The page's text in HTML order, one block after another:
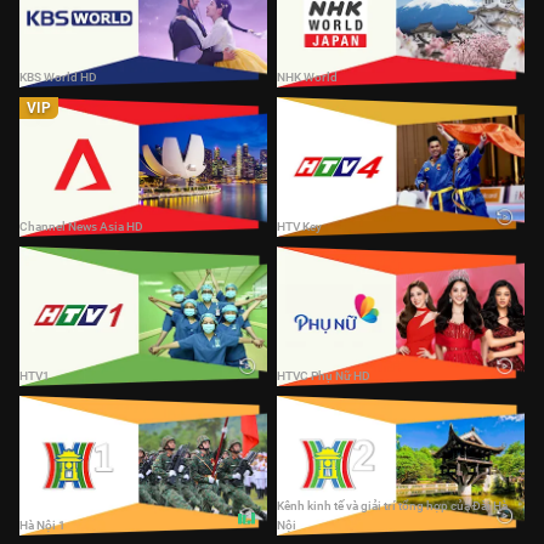
KBS World HD
NHK World
NHK World
VIP
Channel News Asia HD
Channel News Asia HD HTV Key
HTV1
HTVC Phụ Nữ HD
HTVC Phụ Nữ HD
Hà Nội 1
Hà Nội 1
Hà Nội 2
Kênh kinh tế và giải trí tổng hợp của Đài Hà
Nội